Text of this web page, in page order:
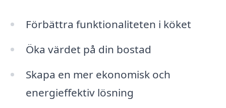
Förbättra funktionaliteten i köket
Öka värdet på din bostad
Skapa en mer ekonomisk och
energieffektiv lösning